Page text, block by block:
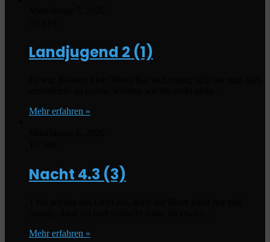
Landjugend 2 (1)
Mehr erfahren »
Nacht 4.3 (3)
Mehr erfahren »